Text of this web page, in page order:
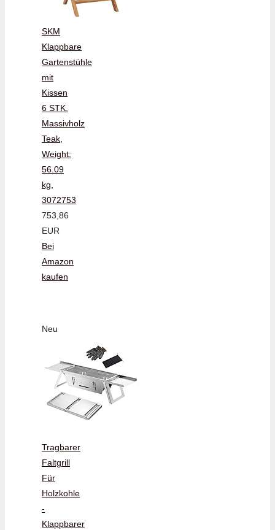
SKM
Klappbare
Gartenstühle
mit
Kissen
6 STK.
Massivholz
Teak,
Weight:
56.09
kg,
3072753
753,86
EUR
Bei
Amazon
kaufen
Neu
Tragbarer
Faltgrill
Für
Holzkohle
-
Klappbarer